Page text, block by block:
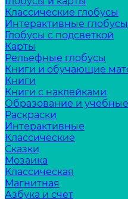
Классические глобусы
Интерактивные глобусы
Глобусы с подсветкой
Карты
Рельефные глобусы
Книги и обучающие
Книги
Книги с наклейками
Образование и
Раскраски
Интерактивные
Классические
Сказки
Мозаика
Классическая
Магнитная
Азбука и счет